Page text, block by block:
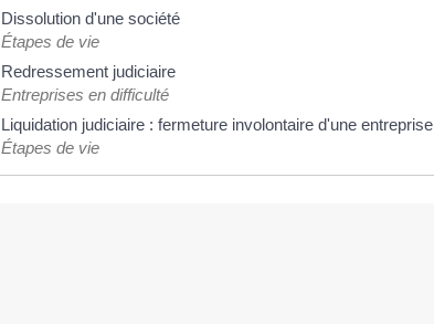
Dissolution d'une société
Étapes de vie
Redressement judiciaire
Entreprises en difficulté
Liquidation judiciaire : fermeture involontaire d'une entreprise
Étapes de vie